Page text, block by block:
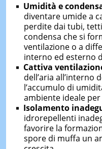
Umidità ec
diventare umide a
perdite dai tubi,
condensa che si
ventilazione o a
interno ed esterno
Cattiva v
dell’aria all’interno
l’accumulo di
ambiente ideale
Isolamento i
idrorepellenti
favorire la
spore di muffa un